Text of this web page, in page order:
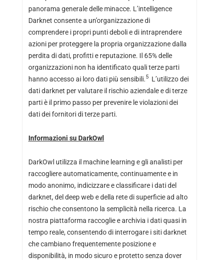
panorama generale delle minacce. L’intelligence
Darknet consente a un’organizzazione di
comprendere i propri punti deboli e di intraprendere
azioni per proteggere la propria organizzazione dalla
perdita di dati, profitti e reputazione. Il 65% delle
organizzazioni non ha identificato quali terze parti
hanno accesso ai loro dati più sensibili.5L’utilizzo dei
dati darknet per valutare il rischio aziendale e di terze
parti è il primo passo per prevenire le violazioni dei
dati dei fornitori di terze parti.
Informazioni su DarkOwl
DarkOwl utilizza il machine learning e gli analisti per
raccogliere automaticamente, continuamente e in
modo anonimo, indicizzare e classificare i dati del
darknet, del deep web e della rete di superficie ad alto
rischio che consentono la semplicità nella ricerca. La
nostra piattaforma raccoglie e archivia i dati quasi in
tempo reale, consentendo di interrogare i siti darknet
che cambiano frequentemente posizione e
disponibilità, in modo sicuro e protetto senza dover